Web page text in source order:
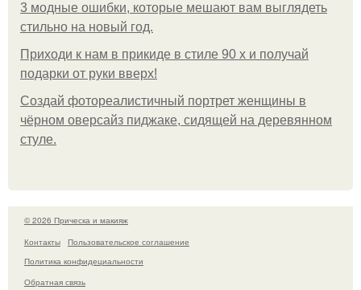
3 модные ошибки, которые мешают вам выглядеть
стильно на новый год.
Приходи к нам в прикиде в стиле 90 х и получай
подарки от руки вверх!
Создай фотореалистичный портрет женщины в
чёрном оверсайз пиджаке, сидящей на деревянном
стуле.
© 2026 Прическа и макияж
Контакты
Пользовательское соглашение
Политика конфидециальности
Обратная связь